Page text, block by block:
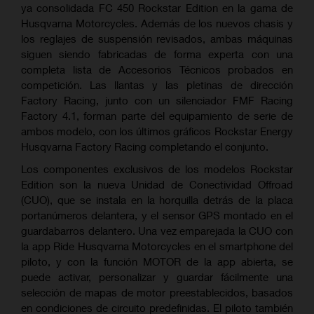
ya consolidada FC 450 Rockstar Edition en la gama de
Husqvarna Motorcycles. Además de los nuevos chasis y
los reglajes de suspensión revisados, ambas máquinas
siguen siendo fabricadas de forma experta con una
completa lista de Accesorios Técnicos probados en
competición. Las llantas y las pletinas de dirección
Factory Racing, junto con un silenciador FMF Racing
Factory 4.1, forman parte del equipamiento de serie de
ambos modelo, con los últimos gráficos Rockstar Energy
Husqvarna Factory Racing completando el conjunto.
Los componentes exclusivos de los modelos Rockstar
Edition son la nueva Unidad de Conectividad Offroad
(CUO), que se instala en la horquilla detrás de la placa
portanúmeros delantera, y el sensor GPS montado en el
guardabarros delantero. Una vez emparejada la CUO con
la app Ride Husqvarna Motorcycles en el smartphone del
piloto, y con la función MOTOR de la app abierta, se
puede activar, personalizar y guardar fácilmente una
selección de mapas de motor preestablecidos, basados
en condiciones de circuito predefinidas. El piloto también